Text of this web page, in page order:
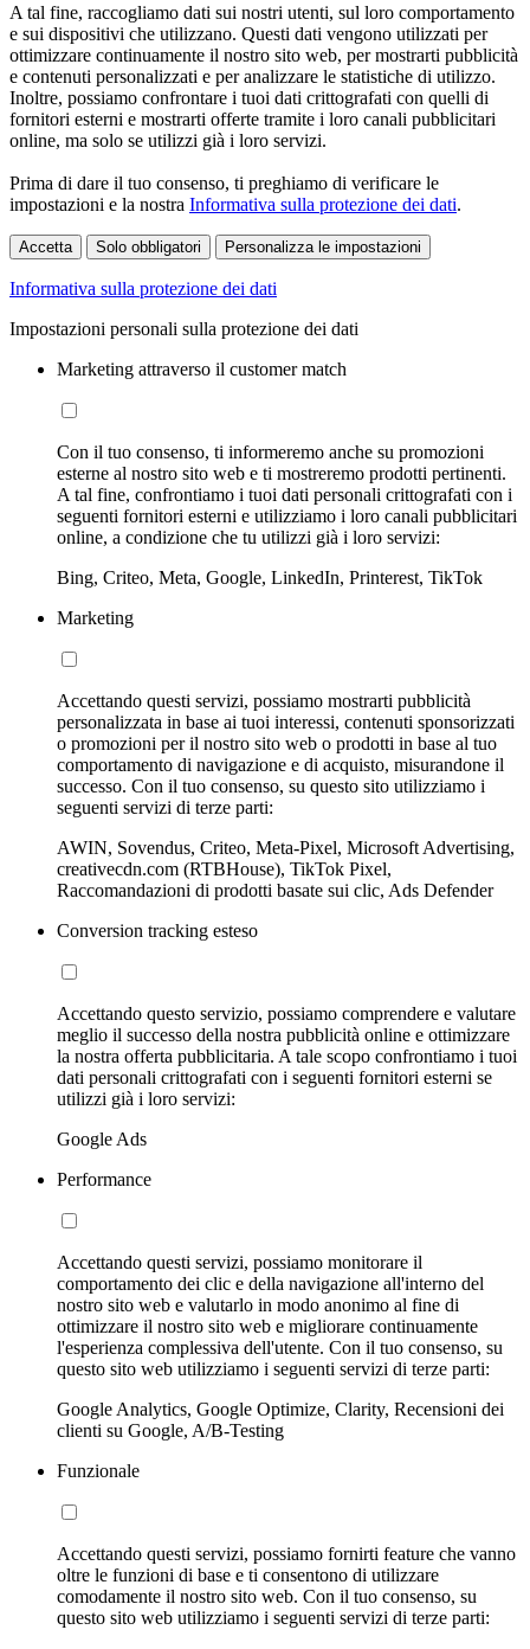
A tal fine, raccogliamo dati sui nostri utenti, sul loro comportamento
e sui dispositivi che utilizzano. Questi dati vengono utilizzati per
ottimizzare continuamente il nostro sito web, per mostrarti pubblicità
e contenuti personalizzati e per analizzare le statistiche di utilizzo.
Inoltre, possiamo confrontare i tuoi dati crittografati con quelli di
fornitori esterni e mostrarti offerte tramite i loro canali pubblicitari
online, ma solo se utilizzi già i loro servizi.
Prima di dare il tuo consenso, ti preghiamo di verificare le
impostazioni e la nostra Informativa sulla protezione dei dati.
Accetta Solo obbligatori Personalizza le impostazioni
Informativa sulla protezione dei dati
Impostazioni personali sulla protezione dei dati
Marketing attraverso il customer match
Con il tuo consenso, ti informeremo anche su promozioni
esterne al nostro sito web e ti mostreremo prodotti pertinenti.
A tal fine, confrontiamo i tuoi dati personali crittografati con i
seguenti fornitori esterni e utilizziamo i loro canali pubblicitari
online, a condizione che tu utilizzi già i loro servizi:
Bing, Criteo, Meta, Google, LinkedIn, Printerest, TikTok
Marketing
Accettando questi servizi, possiamo mostrarti pubblicità
personalizzata in base ai tuoi interessi, contenuti sponsorizzati
o promozioni per il nostro sito web o prodotti in base al tuo
comportamento di navigazione e di acquisto, misurandone il
successo. Con il tuo consenso, su questo sito utilizziamo i
seguenti servizi di terze parti:
AWIN, Sovendus, Criteo, Meta-Pixel, Microsoft Advertising,
creativecdn.com (RTBHouse), TikTok Pixel,
Raccomandazioni di prodotti basate sui clic, Ads Defender
Conversion tracking esteso
Accettando questo servizio, possiamo comprendere e valutare
meglio il successo della nostra pubblicità online e ottimizzare
la nostra offerta pubblicitaria. A tale scopo confrontiamo i tuoi
dati personali crittografati con i seguenti fornitori esterni se
utilizzi già i loro servizi:
Google Ads
Performance
Accettando questi servizi, possiamo monitorare il
comportamento dei clic e della navigazione all'interno del
nostro sito web e valutarlo in modo anonimo al fine di
ottimizzare il nostro sito web e migliorare continuamente
l'esperienza complessiva dell'utente. Con il tuo consenso, su
questo sito web utilizziamo i seguenti servizi di terze parti:
Google Analytics, Google Optimize, Clarity, Recensioni dei
clienti su Google, A/B-Testing
Funzionale
Accettando questi servizi, possiamo fornirti feature che vanno
oltre le funzioni di base e ti consentono di utilizzare
comodamente il nostro sito web. Con il tuo consenso, su
questo sito web utilizziamo i seguenti servizi di terze parti: